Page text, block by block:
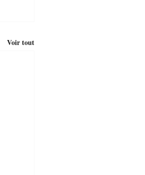
Voir tout